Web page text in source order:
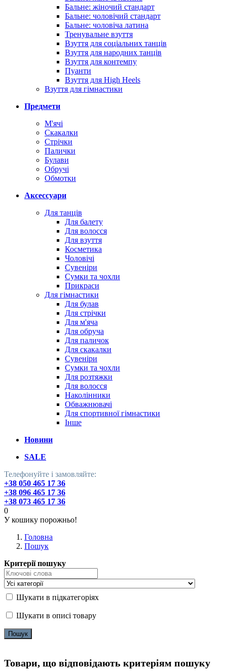
Бальне: жіночий стандарт
Бальне: чоловічий стандарт
Бальне: чоловіча латина
Тренувальне взуття
Взуття для соціальних танців
Взуття для народних танців
Взуття для контемпу
Пуанти
Взуття для High Heels
Взуття для гімнастики
Предмети
М'ячі
Скакалки
Стрічки
Палички
Булави
Обручі
Обмотки
Аксессуари
Для танців
Для балету
Для волосся
Для взуття
Косметика
Чоловічі
Сувеніри
Сумки та чохли
Прикраси
Для гімнастики
Для булав
Для стрічки
Для м'яча
Для обруча
Для паличок
Для скакалки
Сувеніри
Сумки та чохли
Для розтяжки
Для волосся
Наколінники
Обважнювачі
Для спортивної гімнастики
Інше
Новини
SALE
Телефонуйте і замовляйте:
+38 050 465 17 36
+38 096 465 17 36
+38 073 465 17 36
0
У кошику порожньо!
Головна
Пошук
Критерії пошуку
Шукати в підкатегоріях
Шукати в описі товару
Товари, що відповідають критеріям пошуку